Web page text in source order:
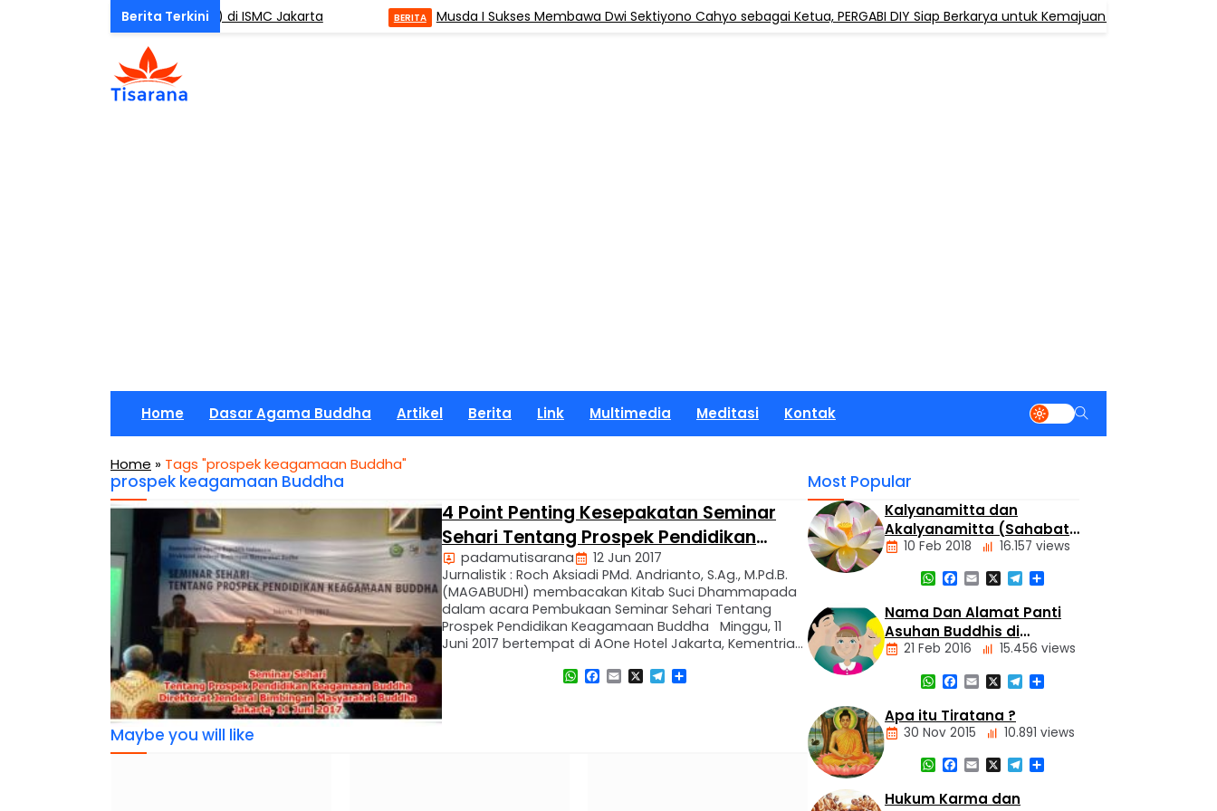
One Day Mindfulness (ODM) di ISMC Jakarta BERITA Musda I Sukses Membawa Dwi Sektiyono Cahyo sebagai Ketua, PERGABI DIY Siap Berkarya untuk Kemajuan Pendidikan Agama
Home Dasar Agama Buddha Artikel Berita Link Multimedia Meditasi Kontak
Home » Tags "prospek keagamaan Buddha"
prospek keagamaan Buddha
4 Point Penting Kesepakatan Seminar
Sehari Tentang Prospek Pendidikan
Keagamaan Buddha
padamutisarana
12 Jun 2017
Jurnalistik : Roch Aksiadi PMd. Andrianto, S.Ag., M.Pd.B.
(MAGABUDHI) membacakan Kitab Suci Dhammapada
dalam acara Pembukaan Seminar Sehari Tentang
Prospek Pendidikan Keagamaan Buddha Minggu, 11
Juni 2017 bertempat di AOne Hotel Jakarta, Kementrian
Bimbingan Masyarakat Buddha mengadakan Seminar
WhatsApp
Facebook
Email
X Telegram
Maybe you will like
Most Popular
Kalyanamitta dan
Akalyanamitta (Sahabat
Baik dan Sahabat Palsu)
10 Feb 2018 16.157 views
WhatsApp
Facebook
Email
X Telegram
Share
Tempat
Buddhis
Berita
Daerah
Nasional
Panti
Nama Dan Alamat Panti
Asuhan Buddhis di
Jakarta dan Tangerang
21 Feb 2016 15.456 views
WhatsApp
Facebook
Email
X Telegram
Share
Dasar
Apa itu Tiratana ?
30 Nov 2015 10.891 views
WhatsApp
Facebook
Email
X Telegram
Share
Hukum Karma dan